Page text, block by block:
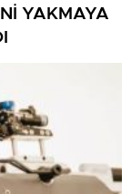
YAKMAYA